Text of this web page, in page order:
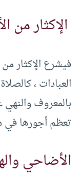
الإكثار من
فيشرع الإكثار
العبادات ،
بالمعروف والنهي
تعظم أجورها في
الأضاحي